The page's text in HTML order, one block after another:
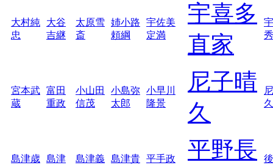
大村純
忠
大谷
吉継
太原雪
斎
姉小路
頼綱
宇佐美
定満
宇喜多
直家
宮本武
蔵
富田
重政
小山田
信茂
小島弥
太郎
小早川
隆景
尼子晴
久
久
島津歳 島津
島津義 島津貴 平手政
平野長